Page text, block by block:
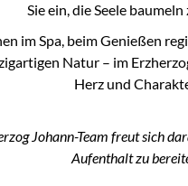
Sie ein, die Seele baumeln
im Spa, beim Genießen
Natur – im
Herz und
Johann-Team freut sich
Aufenthalt zu